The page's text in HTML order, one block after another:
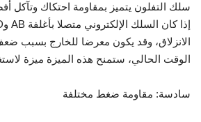
سلك التفلون يتميز بمقاومة احتكاك وتآكل
الانزلاق، وقد يكون معرضا للخارج بسبب
الوقت الحالي، ستمنح هذه الميزة ميزة
سادسة: مقاومة ضغط مختلفة